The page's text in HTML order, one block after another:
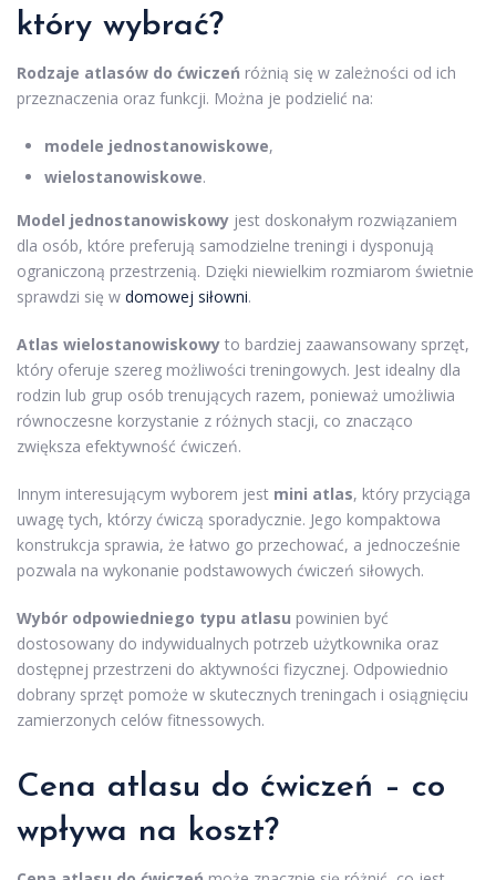
który wybrać?
Rodzaje atlasów do ćwiczeń różnią się w zależności od ich
przeznaczenia oraz funkcji. Można je podzielić na:
modele jednostanowiskowe,
wielostanowiskowe.
Model jednostanowiskowy jest doskonałym rozwiązaniem
dla osób, które preferują samodzielne treningi i dysponują
ograniczoną przestrzenią. Dzięki niewielkim rozmiarom świetnie
sprawdzi się w domowej siłowni.
Atlas wielostanowiskowy to bardziej zaawansowany sprzęt,
który oferuje szereg możliwości treningowych. Jest idealny dla
rodzin lub grup osób trenujących razem, ponieważ umożliwia
równoczesne korzystanie z różnych stacji, co znacząco
zwiększa efektywność ćwiczeń.
Innym interesującym wyborem jest mini atlas, który przyciąga
uwagę tych, którzy ćwiczą sporadycznie. Jego kompaktowa
konstrukcja sprawia, że łatwo go przechować, a jednocześnie
pozwala na wykonanie podstawowych ćwiczeń siłowych.
Wybór odpowiedniego typu atlasu powinien być
dostosowany do indywidualnych potrzeb użytkownika oraz
dostępnej przestrzeni do aktywności fizycznej. Odpowiednio
dobrany sprzęt pomoże w skutecznych treningach i osiągnięciu
zamierzonych celów fitnessowych.
Cena atlasu do ćwiczeń – co
wpływa na koszt?